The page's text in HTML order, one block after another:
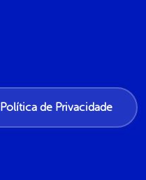
Política de Privacidade